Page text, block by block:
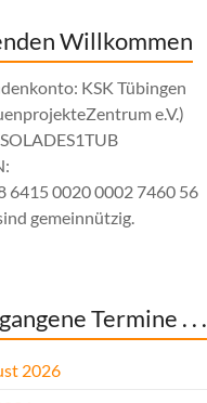
Willkommen
KSK Tübingen
e.V.)
6415 0020 0002 7460 56
gemeinnützig.
Termine . . .
2026